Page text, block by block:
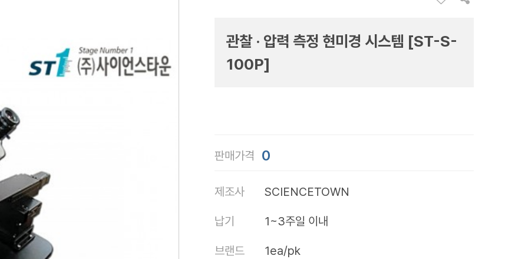
관찰 · 압력 측정 현미경 시스템 [ST-S-
100P]
판매가격 0
제조사 SCIENCETOWN
납기 1~3주일 이내
브랜드 1ea/pk